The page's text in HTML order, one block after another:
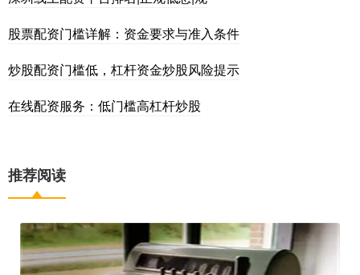
股票配资门槛详解：资金要求与准入条件
炒股配资门槛低，杠杆资金炒股风险提示
在线配资服务：低门槛高杠杆炒股
推荐阅读